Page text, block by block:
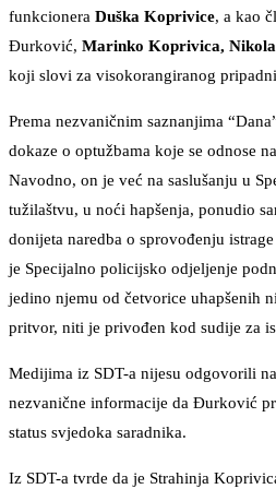
funkcionera Duška Koprivice, a kao
Đurković, Marinko Koprivica,
koji slovi za visokorangiranog
Prema nezvaničnim saznanjima
dokaze o optužbama koje se odnose
Navodno, on je već na saslušanju u
tužilaštvu, u noći hapšenja, ponudio
donijeta naredba o sprovođenju
je Specijalno policijsko odjeljenje
jedino njemu od četvorice uhapšenih
pritvor, niti je privođen kod sudije za
Medijima iz SDT-a nijesu odgovorili
nezvanične informacije da Đurković
status svjedoka saradnika.
Iz SDT-a tvrde da je Strahinja